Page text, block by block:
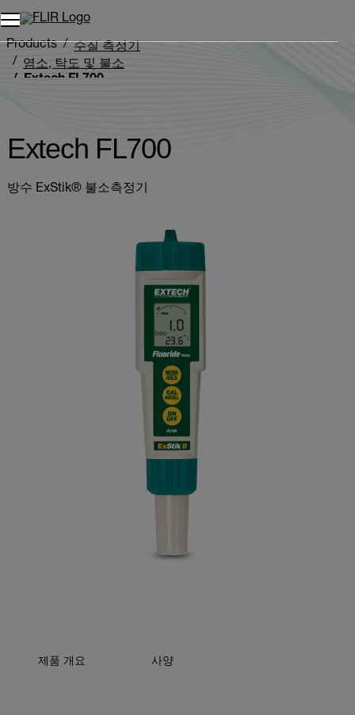
Products
수질 측정기
염소, 탁도 및 불소
Extech FL700
Extech FL700
방수 ExStik® 불소측정기
제품 개요 사양